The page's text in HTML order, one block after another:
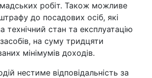
робіт. Також можливе
до посадових осіб, які
технічний стан та експлуатацію
на суму тридцяти
мінімумів доходів.
нестиме відповідальність за